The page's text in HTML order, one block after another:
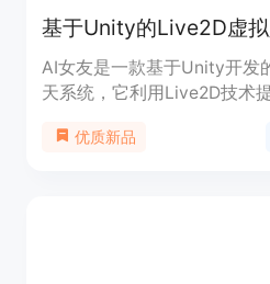
基于Unity的Live2D虚
AI女友是一款基于Unity开发
天系统，它利用Live2D技术
和聊天。主要功能包括
优质新品